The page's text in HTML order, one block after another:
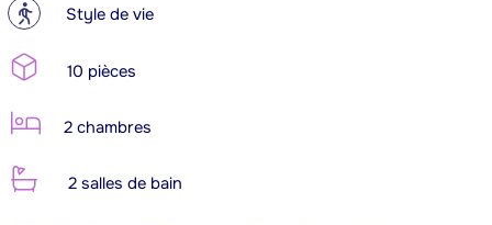
? Style de vie
10 pièces
2 chambres
2 salles de bain